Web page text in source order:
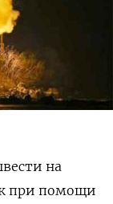
на
при помощи